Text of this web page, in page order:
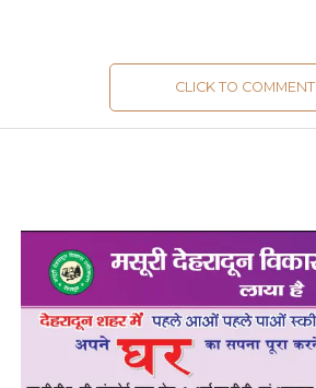
CLICK TO COMMENT